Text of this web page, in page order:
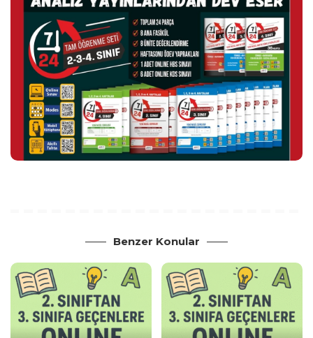
Benzer Konular